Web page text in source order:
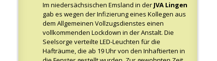
Im niedersächsischen Emsland in der JVA Lingen
gab es wegen der Infizierung eines Kollegen aus
dem Allgemeinen Vollzugsdienstes einen
vollkommenden Lockdown in der Anstalt. Die
Seelsorge verteilte LED-Leuchten für die
Hafträume, die ab 19 Uhr von den Inhaftierten in